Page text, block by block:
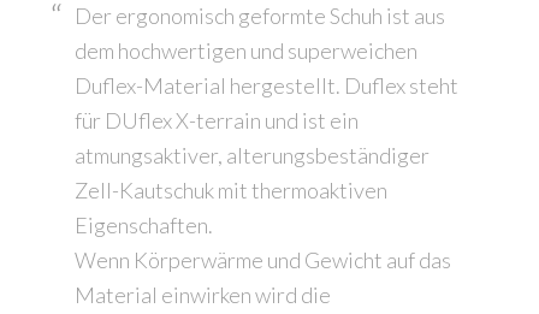
Der ergonomisch geformte Schuh ist aus
dem hochwertigen und superweichen
Duflex-Material hergestellt. Duflex steht
für DUflex X-terrain und ist ein
atmungsaktiver, alterungsbeständiger
Zell-Kautschuk mit thermoaktiven
Eigenschaften.
Wenn Körperwärme und Gewicht auf das
Material einwirken wird die